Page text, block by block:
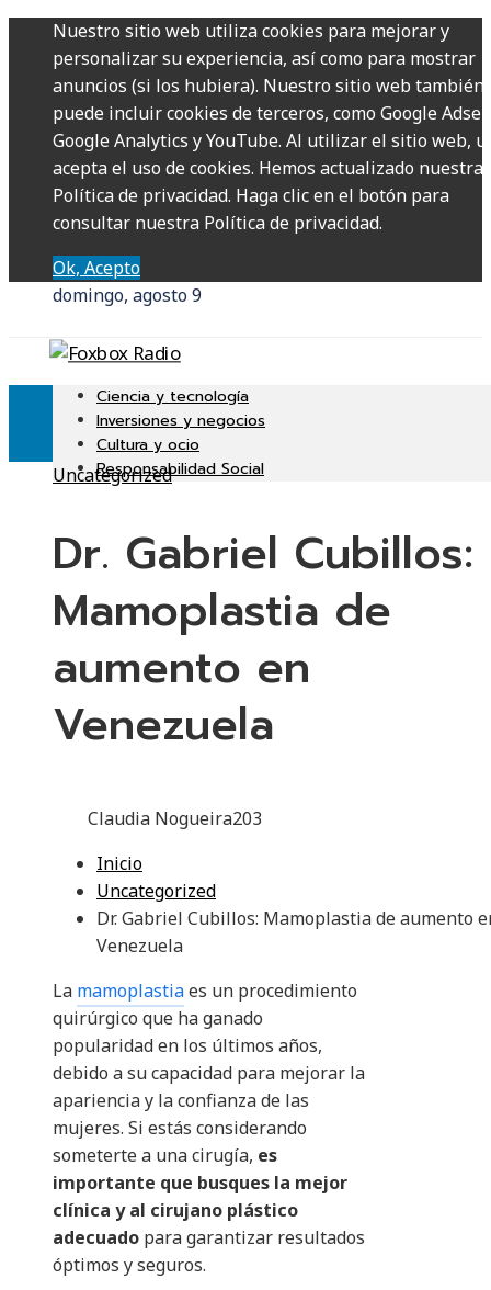
Nuestro sitio web utiliza cookies para mejorar y
personalizar su experiencia, así como para mostrar
anuncios (si los hubiera). Nuestro sitio web también
puede incluir cookies de terceros, como Google
Google Analytics y YouTube. Al utilizar el sitio web,
acepta el uso de cookies. Hemos actualizado nuestra
Política de privacidad. Haga clic en el botón para
consultar nuestra Política de privacidad.
Ok, Acepto
domingo, agosto 9
Ciencia y tecnología
Inversiones y negocios
Cultura y ocio
Responsabilidad Social
Uncategorized
Dr. Gabriel Cubillos:
Mamoplastia de
aumento en
Venezuela
Claudia Nogueira203
Inicio
Uncategorized
Dr. Gabriel Cubillos: Mamoplastia de aumento
Venezuela
La mamoplastiaes un procedimiento
quirúrgico que ha ganado
popularidad en los últimos años,
debido a su capacidad para mejorar la
apariencia y la confianza de las
mujeres. Si estás considerando
someterte a una cirugía, es
importante que busques la mejor
clínica y al cirujano plástico
adecuado para garantizar resultados
óptimos y seguros.